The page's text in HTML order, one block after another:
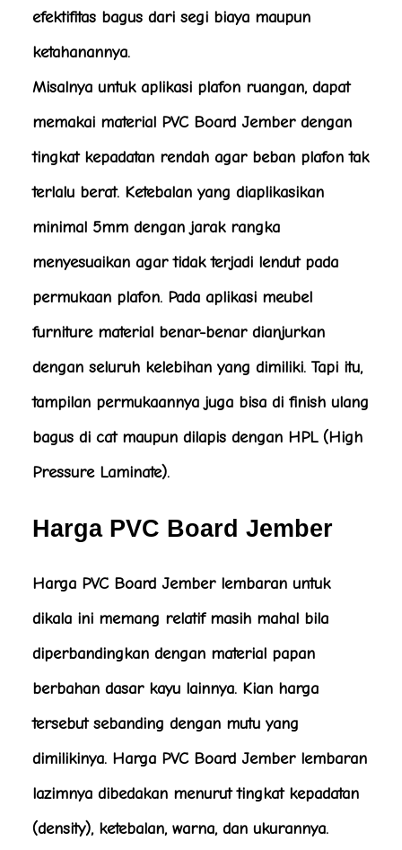
efektifitas bagus dari segi biaya maupun
ketahanannya.
Misalnya untuk aplikasi plafon ruangan, dapat
memakai material PVC Board Jember dengan
tingkat kepadatan rendah agar beban plafon tak
terlalu berat. Ketebalan yang diaplikasikan
minimal 5mm dengan jarak rangka
menyesuaikan agar tidak terjadi lendut pada
permukaan plafon. Pada aplikasi meubel
furniture material benar-benar dianjurkan
dengan seluruh kelebihan yang dimiliki. Tapi itu,
tampilan permukaannya juga bisa di finish ulang
bagus di cat maupun dilapis dengan HPL (High
Pressure Laminate).
Harga PVC Board Jember
Harga PVC Board Jember lembaran untuk
dikala ini memang relatif masih mahal bila
diperbandingkan dengan material papan
berbahan dasar kayu lainnya. Kian harga
tersebut sebanding dengan mutu yang
dimilikinya. Harga PVC Board Jember lembaran
lazimnya dibedakan menurut tingkat kepadatan
(density), ketebalan, warna, dan ukurannya.